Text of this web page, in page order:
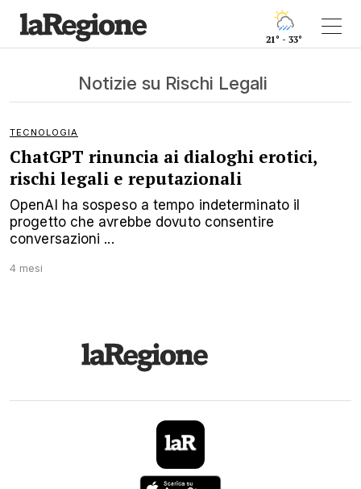
21° - 33°
Notizie su Rischi Legali
TECNOLOGIA
ChatGPT rinuncia ai dialoghi erotici,
rischi legali e reputazionali
OpenAI ha sospeso a tempo indeterminato il
progetto che avrebbe dovuto consentire
conversazioni ...
4 mesi